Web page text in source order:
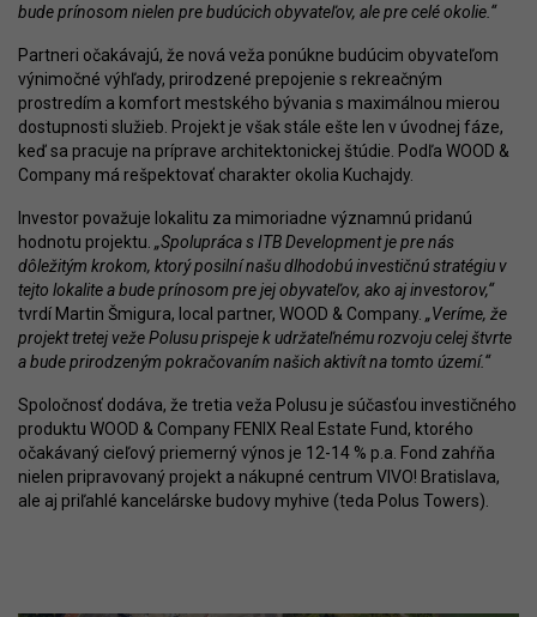
bude prínosom nielen pre budúcich obyvateľov, ale pre celé okolie.“
Partneri očakávajú, že nová veža ponúkne budúcim obyvateľom
výnimočné výhľady, prirodzené prepojenie s rekreačným
prostredím a komfort mestského bývania s maximálnou mierou
dostupnosti služieb. Projekt je však stále ešte len v úvodnej fáze,
keď sa pracuje na príprave architektonickej štúdie. Podľa WOOD &
Company má rešpektovať charakter okolia Kuchajdy.
Investor považuje lokalitu za mimoriadne významnú pridanú
hodnotu projektu. „Spolupráca s ITB Development je pre nás
dôležitým krokom, ktorý posilní našu dlhodobú investičnú stratégiu v
tejto lokalite a bude prínosom pre jej obyvateľov, ako aj investorov,“
tvrdí Martin Šmigura, local partner, WOOD & Company. „Veríme, že
projekt tretej veže Polusu prispeje k udržateľnému rozvoju celej štvrte
a bude prirodzeným pokračovaním našich aktivít na tomto území.“
Spoločnosť dodáva, že tretia veža Polusu je súčasťou investičného
produktu WOOD & Company FENIX Real Estate Fund, ktorého
očakávaný cieľový priemerný výnos je 12-14 % p.a. Fond zahŕňa
nielen pripravovaný projekt a nákupné centrum VIVO! Bratislava,
ale aj priľahlé kancelárske budovy myhive (teda Polus Towers).